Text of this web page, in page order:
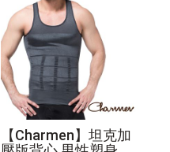
【Charmen】坦克加